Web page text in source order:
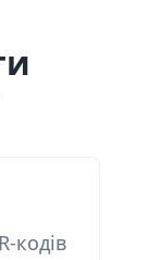
кодів